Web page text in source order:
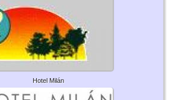
Hotel Milán